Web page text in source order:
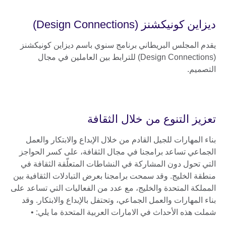
ديزاين كونيكشنز (Design Connections)
يقدم المجلس البريطاني برنامج سنوي باسم ديزاين كونيكشنز
(Design Connections) للترابط بين العاملين في مجال
التصميم.
تعزيز التنوع من خلال الثقافة
بناء المهارات للجيل القادم من خلال الإبداع والابتكار والعمل
الجماعي تساعد برامجنا في مجال الثقافة، على كسر الحواجز
التي تحول دون المشاركة في النشاطات المتعلّقة الثقافة في
منطقة الخليج. وقد سمحت برامجنا بعرض التبادلات الثقافية بين
المملكة المتحدة والخليج، مع عدد من الفعاليات التي تساعد على
بناء المهارات والعمل الجماعي، وتحتفل بالإبداع والابتكار. وقد
شملت هذه الأحداث في الامارات العربية المتحدة ما يلي: •